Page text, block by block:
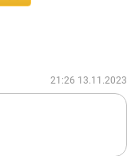
21:26 13.11.2023